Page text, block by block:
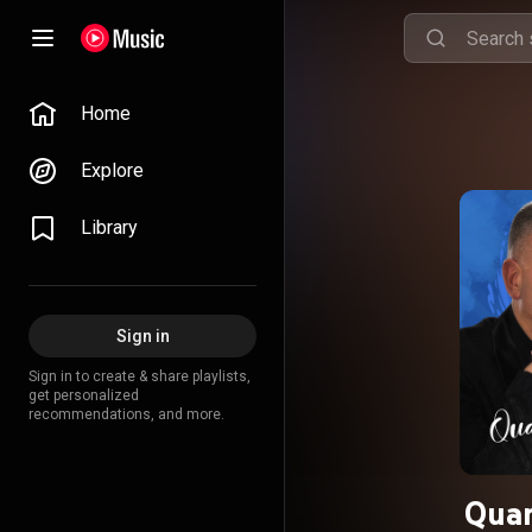
Home
Explore
Library
Sign in
Sign in to create & share playlists,
get personalized
recommendations, and more.